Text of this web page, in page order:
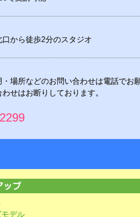
から徒歩2分のスタジオ
場所などのお問い合わせは電話でお
せはお断りしております。
デル